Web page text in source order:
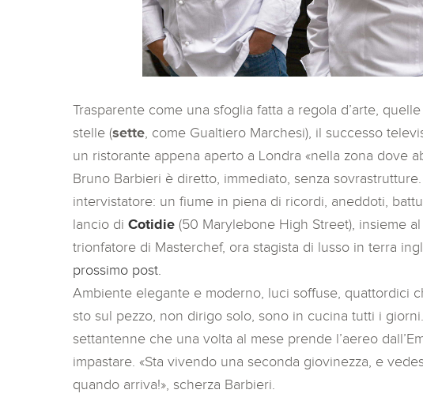
Trasparente come una sfoglia fatta a regola d’arte,
stelle (sette, come Gualtiero Marchesi), il successo
un ristorante appena aperto a Londra «nella zona dove
Bruno Barbieri è diretto, immediato, senza
intervistatore: un fiume in piena di ricordi, aneddoti,
lancio di Cotidie (50 Marylebone High Street), insieme
trionfatore di Masterchef, ora stagista di lusso in terra
prossimo post.
Ambiente elegante e moderno, luci soffuse, quattordici
sto sul pezzo, non dirigo solo, sono in cucina tutti i
settantenne che una volta al mese prende l’aereo
impastare. «Sta vivendo una seconda giovinezza, e
quando arriva!», scherza Barbieri.